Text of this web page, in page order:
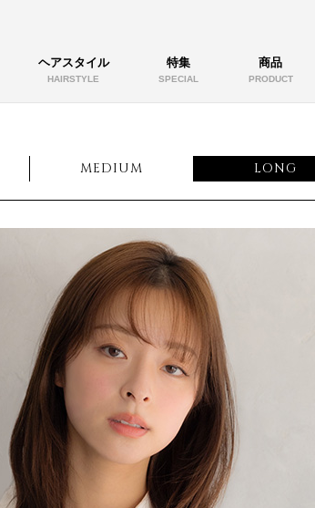
ヘアスタイル
HAIRSTYLE
特集
SPECIAL
商品
PRODUCT
MEDIUM LONG